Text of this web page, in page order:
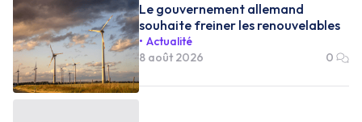
Le gouvernement allemand
souhaite freiner les renouvelables
Actualité
8 août 2026
0